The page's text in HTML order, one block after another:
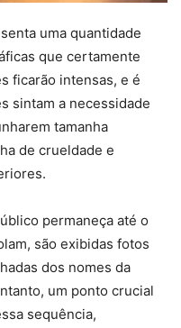
uma quantidade
que certamente
ficarão intensas, e é
sintam a necessidade
tamanha
de crueldade e
permaneça até o
são exibidas fotos
dos nomes da
um ponto crucial
sequência,